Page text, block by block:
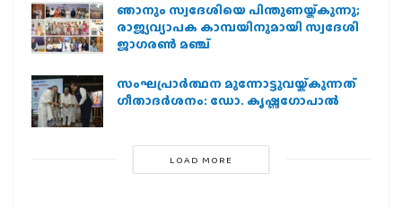
ഞാനും സ്വദേശിയെ പിന്തുണയ്ക്കുന്നു;
രാജ്യവ്യാപക കാമ്പയിനുമായി സ്വദേശി
ജാഗരണ്‍ മഞ്ച്
സംഘപ്രാര്‍ത്ഥന മുന്നോട്ടുവയ്ക്കുന്നത്
ഗീതാദര്‍ശനം: ഡോ. കൃഷ്ണഗോപാല്‍
LOAD MORE